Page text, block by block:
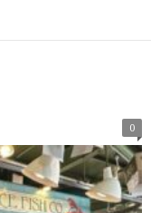
0